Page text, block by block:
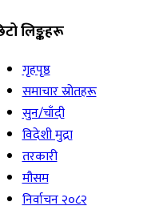
लिङ्कहरू
गृहपृष्ठ
समाचार स्रोतहरू
सुन/चाँदी
विदेशी मुद्रा
तरकारी
मौसम
निर्वाचन २०८२